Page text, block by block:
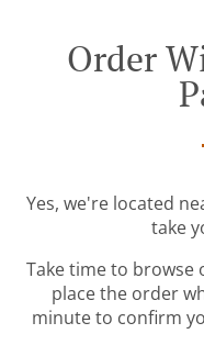
Order
Yes, we're located
take
Take time to browse
place the order
minute to confirm